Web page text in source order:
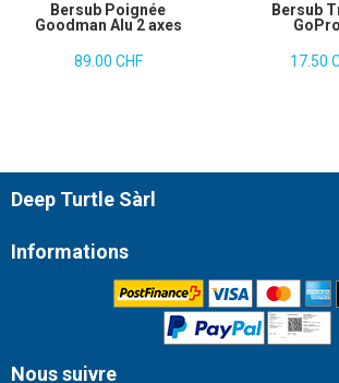
Bersub Poignée
Goodman Alu 2 axes
89.00 CHF
Bersub
17.50
Deep Turtle Sàrl
Informations
Nous suivre